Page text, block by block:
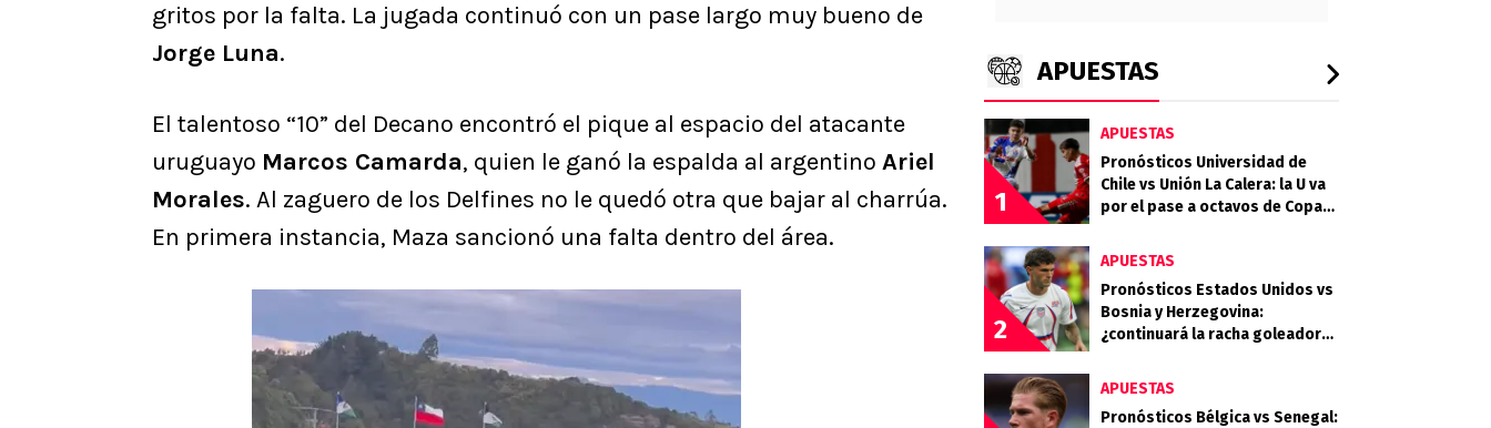
gritos por la falta. La jugada continuó con un pase largo muy bueno de
Jorge Luna.
El talentoso “10” del Decano encontró el pique al espacio del atacante
uruguayo Marcos Camarda, quien le ganó la espalda al argentino Ariel
Morales. Al zaguero de los Delfines no le quedó otra que bajar al charrúa.
En primera instancia, Maza sancionó una falta dentro del área.
APUESTAS
1
APUESTAS
Pronósticos Universidad de
Chile vs Unión La Calera: la U va
por el pase a octavos de Copa
2
APUESTAS
Pronósticos Estados Unidos vs
Bosnia y Herzegovina:
¿continuará la racha goleadora
APUESTAS
Pronósticos Bélgica vs Senegal: